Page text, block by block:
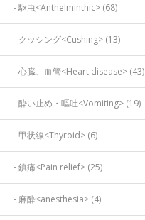
- 駆虫<Anthelminthic> (68)
- クッシング<Cushing> (13)
- 心臓、血管<Heart disease> (43)
- 酔い止め・嘔吐<Vomiting> (19)
- 甲状線<Thyroid> (6)
- 鎮痛<Pain relief> (25)
- 麻酔<anesthesia> (4)